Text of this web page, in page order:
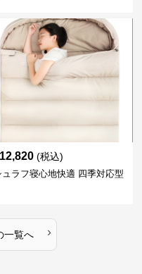
(税込)
ュラフ寝心地快適 四季対応型
一覧へ ›